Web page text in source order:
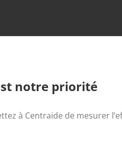
notre priorité
à Centraide de mesurer